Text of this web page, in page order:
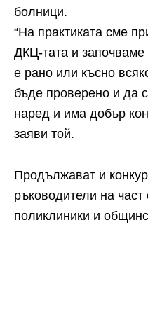
болници.
“На практиката сме
ДКЦ-тата и
е рано или късно
бъде проверено и да
наред и има добър
заяви той.
Продължават и
ръководители на част
поликлиники и